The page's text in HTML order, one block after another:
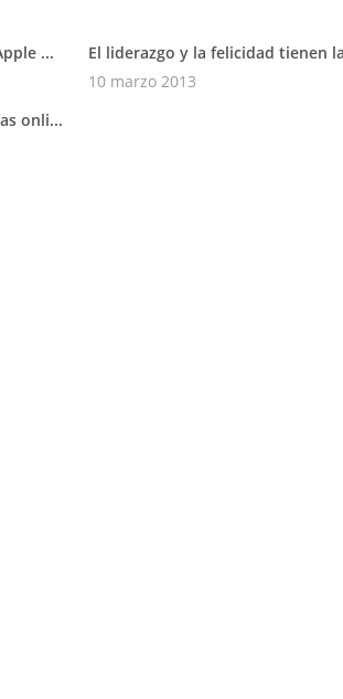
...
El liderazgo y la felicidad tienen
10 marzo 2013
onli...